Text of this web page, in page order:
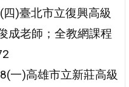
)臺北市立復興高級
成老師；全教網課程
一)高雄市立新莊高級